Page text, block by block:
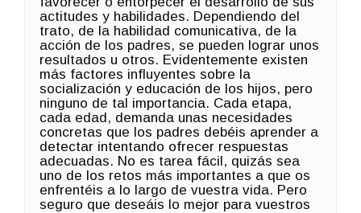
actitudes y habilidades. Dependiendo del
trato, de la habilidad comunicativa, de la
acción de los padres, se pueden lograr unos
resultados u otros. Evidentemente existen
más factores influyentes sobre la
socialización y educación de los hijos, pero
ninguno de tal importancia. Cada etapa,
cada edad, demanda unas necesidades
concretas que los padres debéis aprender a
detectar intentando ofrecer respuestas
adecuadas. No es tarea fácil, quizás sea
uno de los retos más importantes a que os
enfrentéis a lo largo de vuestra vida. Pero
seguro que deseáis lo mejor para vuestros